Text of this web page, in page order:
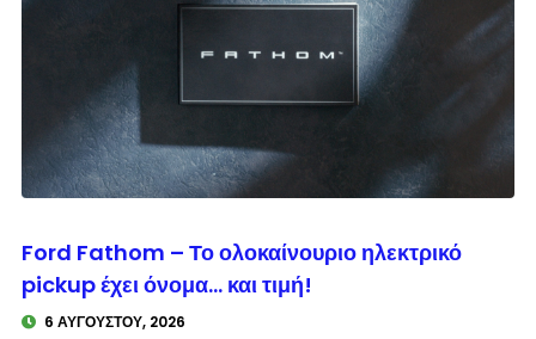
© enkinisi.gr
Ford Fathom – Το ολοκαίνουριο ηλεκτρικό
pickup έχει όνομα… και τιμή!
6 ΑΥΓΟΎΣΤΟΥ, 2026